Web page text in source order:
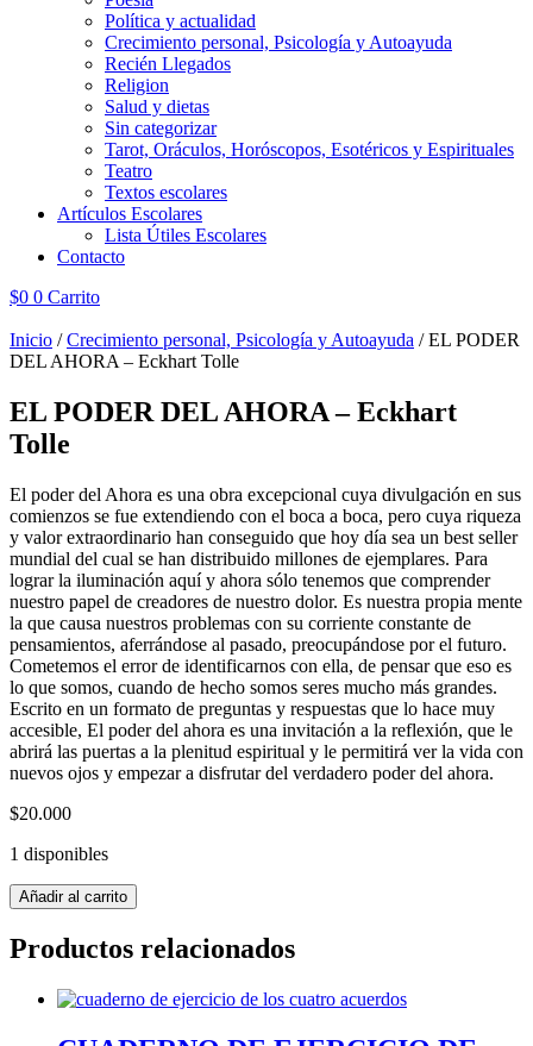
Política y actualidad
Crecimiento personal, Psicología y Autoayuda
Recién Llegados
Religion
Salud y dietas
Sin categorizar
Tarot, Oráculos, Horóscopos, Esotéricos y Espirituales
Teatro
Textos escolares
Artículos Escolares
Lista Útiles Escolares
Contacto
$0 0 Carrito
Inicio /Crecimiento personal, Psicología y Autoayuda / EL PODER
DEL AHORA – Eckhart Tolle
EL PODER DEL AHORA – Eckhart
Tolle
El poder del Ahora es una obra excepcional cuya divulgación en sus
comienzos se fue extendiendo con el boca a boca, pero cuya riqueza
y valor extraordinario han conseguido que hoy día sea un best seller
mundial del cual se han distribuido millones de ejemplares. Para
lograr la iluminación aquí y ahora sólo tenemos que comprender
nuestro papel de creadores de nuestro dolor. Es nuestra propia mente
la que causa nuestros problemas con su corriente constante de
pensamientos, aferrándose al pasado, preocupándose por el futuro.
Cometemos el error de identificarnos con ella, de pensar que eso es
lo que somos, cuando de hecho somos seres mucho más grandes.
Escrito en un formato de preguntas y respuestas que lo hace muy
accesible, El poder del ahora es una invitación a la reflexión, que le
abrirá las puertas a la plenitud espiritual y le permitirá ver la vida con
nuevos ojos y empezar a disfrutar del verdadero poder del ahora.
$20.000
1 disponibles
EL
PODER
DEL
AHORA
Eckhart
Añadir al carrito
Productos relacionados